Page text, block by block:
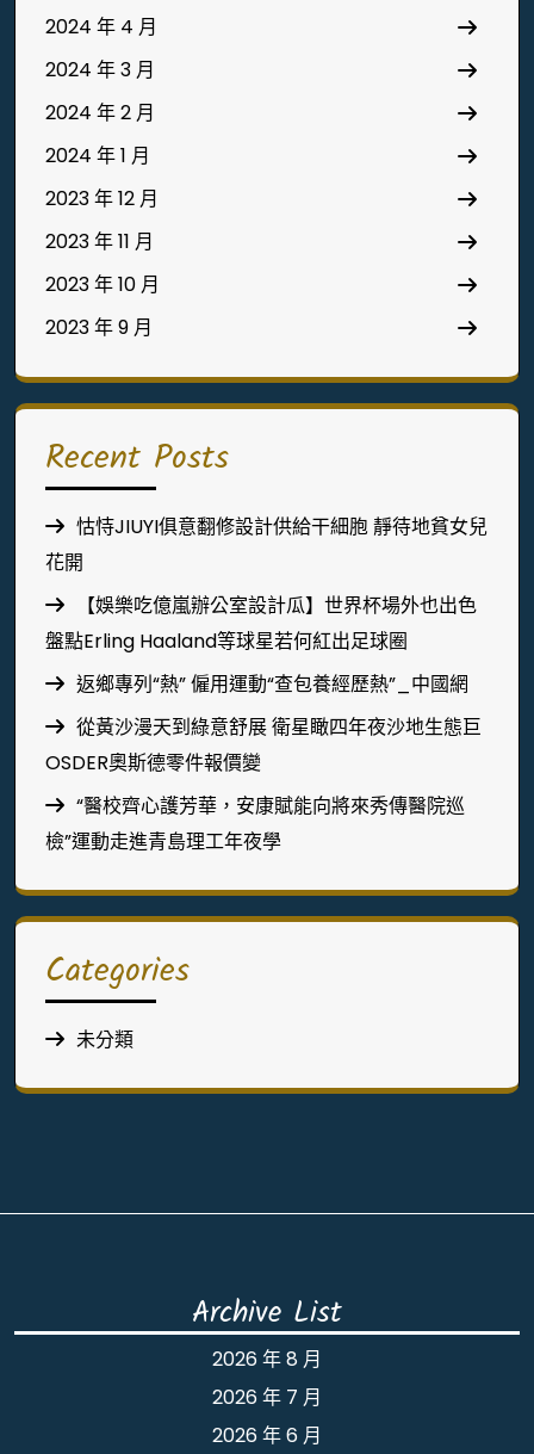
2024 年 4 月
2024 年 3 月
2024 年 2 月
2024 年 1 月
2023 年 12 月
2023 年 11 月
2023 年 10 月
2023 年 9 月
Recent Posts
怙恃JIUYI俱意翻修設計供給干細胞 靜待地貧女兒
花開
【娛樂吃億嵐辦公室設計瓜】世界杯場外也出色
盤點Erling Haaland等球星若何紅出足球圈
返鄉專列“熱” 僱用運動“查包養經歷熱”_中國網
從黃沙漫天到綠意舒展 衛星瞰四年夜沙地生態巨
OSDER奧斯德零件報價變
“醫校齊心護芳華，安康賦能向將來秀傳醫院巡
檢”運動走進青島理工年夜學
Categories
未分類
Archive List
2026 年 8 月
2026 年 7 月
2026 年 6 月